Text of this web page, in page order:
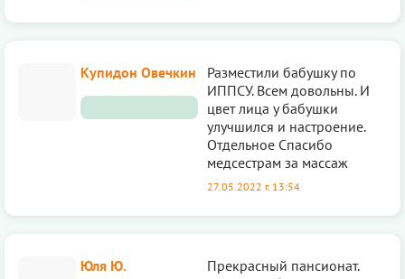
Купидон Овечкин
Разместили бабушку по
ИППСУ. Всем довольны. И
цвет лица у бабушки
улучшился и настроение.
Отдельное Спасибо
медсестрам за массаж
27.05.2022 г. 13:54
Юля Ю.
Прекрасный пансионат.